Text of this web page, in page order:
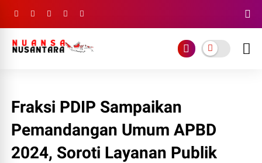
Fraksi PDIP Sampaikan
Pemandangan Umum APBD
2024, Soroti Layanan Publik